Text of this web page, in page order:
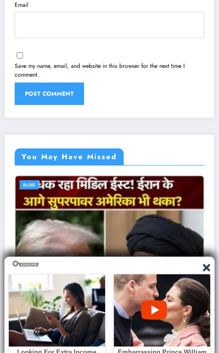
Email
Save my name, email, and website in this browser for the next time I
comment.
You May Have Missed
BLOG